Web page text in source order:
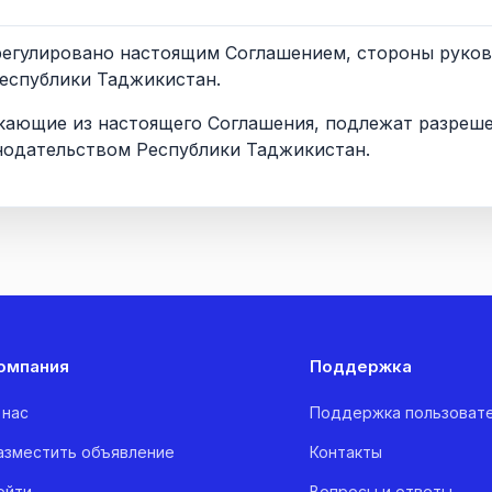
настоящим Соглашением, стороны
Таджикистан.
из настоящего Соглашения, подлежат
Республики Таджикистан.
объявление
Поддержка
Поддержка
Контакты